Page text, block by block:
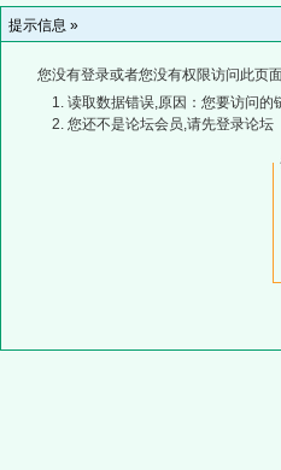
提示信息 »
您没有登录或者您没有权限访问此页
读取数据错误,原因：您要访问的
您还不是论坛会员,请先登录论坛